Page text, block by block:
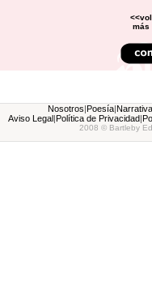
más
Nosotros|Poesía|Narrativa
Aviso Legal|Política de Privacidad|
2008 © Bartleby